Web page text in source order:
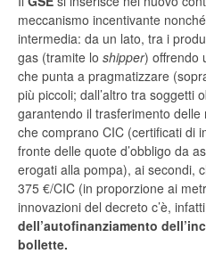
meccanismo incentivante
intermedia: da un lato, tra i
gas (tramite lo shipper) offrendo
che punta a pragmatizzare
più piccoli; dall’altro tra soggetti
garantendo il trasferimento
che comprano CIC (certificati di
fronte delle quote d’obbligo da
erogati alla pompa), ai secondi,
375 €/CIC (in proporzione ai
innovazioni del decreto c’è,
dell’autofinanziamento
bollette.